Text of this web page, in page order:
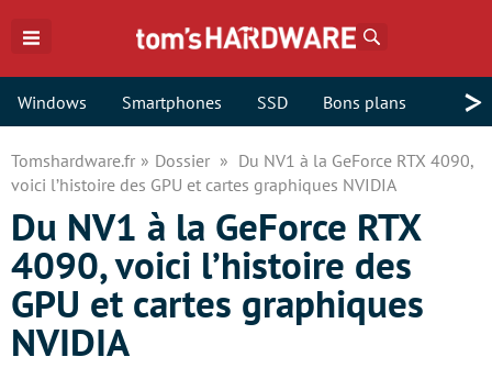
Windows Smartphones SSD Bons plans >
Tomshardware.fr Dossier
Du NV1 à la GeForce RTX 4090,
voici l’histoire des GPU et cartes graphiques NVIDIA
Du NV1 à la GeForce RTX
4090, voici l’histoire des
GPU et cartes graphiques
NVIDIA